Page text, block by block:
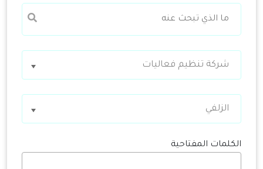
شركة تنظيم فعاليات
الزلفي
الكلمات المفتاحية